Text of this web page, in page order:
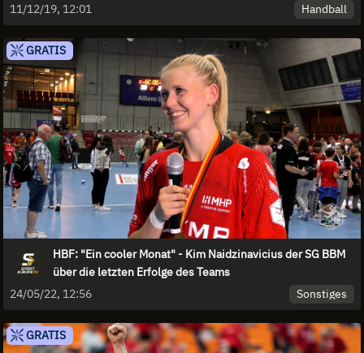
11/12/19, 12:01
Handball
GRATIS
HBF: "Ein cooler Monat" - Kim Naidzinavicius der SG BBM
über die letzten Erfolge des Teams
24/05/22, 12:56
Sonstiges
GRATIS